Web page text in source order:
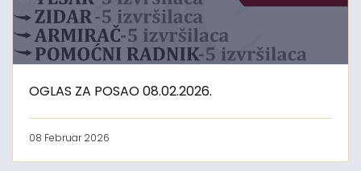
OGLAS ZA POSAO 08.02.2026.
08 Februar 2026